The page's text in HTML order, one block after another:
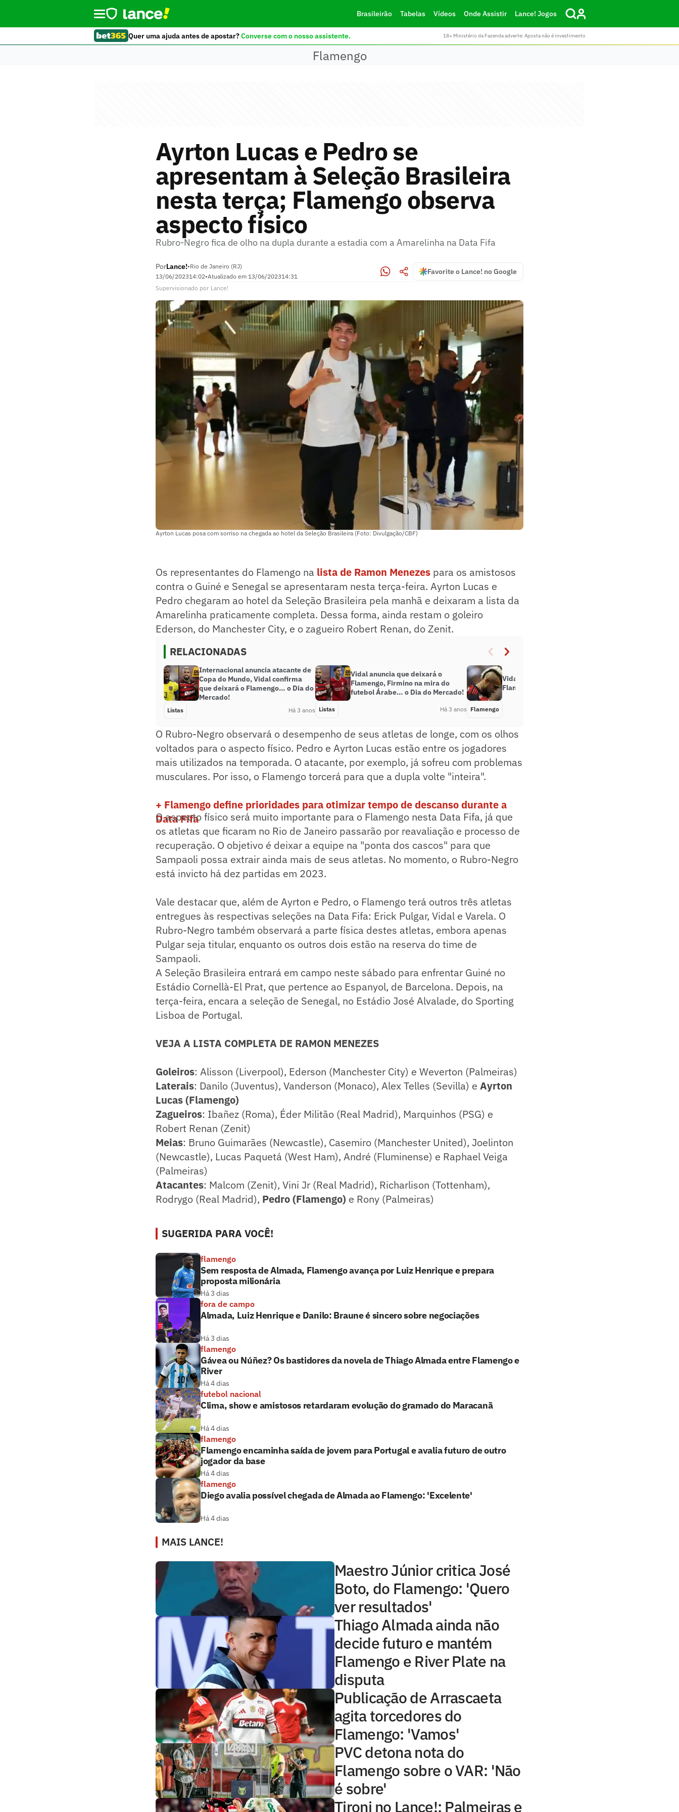
Brasileirão Tabelas Vídeos Onde Assistir Lance! Jogos
Quer uma ajuda antes de apostar?Converse com o nosso assistente. 18+ Ministério da Fazenda adverte: Aposta não é investimento
Flamengo
Ayrton Lucas e Pedro se
apresentam à Seleção Brasileira
nesta terça; Flamengo observa
aspecto físico
Rubro-Negro fica de olho na dupla durante a estadia com a Amarelinha na Data Fifa
PorLance!•Rio de Janeiro (RJ)
13/06/202314:02•Atualizado em 13/06/202314:31
Favorite o Lance! no Google
Supervisionado por Lance!
Ayrton Lucas posa com sorriso na chegada ao hotel da Seleção Brasileira (Foto: Divulgação/CBF)
Os representantes do Flamengo na lista de Ramon Menezes para os amistosos
contra o Guiné e Senegal se apresentaram nesta terça-feira. Ayrton Lucas e
Pedro chegaram ao hotel da Seleção Brasileira pela manhã e deixaram a lista da
Amarelinha praticamente completa. Dessa forma, ainda restam o goleiro
Ederson, do Manchester City, e o zagueiro Robert Renan, do Zenit.
RELACIONADAS
Internacional anuncia atacante de
Copa do Mundo, Vidal confirma
que deixará o Flamengo… o Dia do
Mercado!
Listas Há 3 anos
Vidal anuncia que deixará o
Flamengo, Firmino na mira do
futebol Árabe… o Dia do Mercado!
Listas Há 3 anos
Vidal abre o jogo sobre saída do
Flamengo após fim de contrato
Flamengo
O Rubro-Negro observará o desempenho de seus atletas de longe, com os olhos
voltados para o aspecto físico. Pedro e Ayrton Lucas estão entre os jogadores
mais utilizados na temporada. O atacante, por exemplo, já sofreu com problemas
musculares. Por isso, o Flamengo torcerá para que a dupla volte "inteira".
+ Flamengo define prioridades para otimizar tempo de descanso durante a
Data Fifa
O aspecto físico será muito importante para o Flamengo nesta Data Fifa, já que
os atletas que ficaram no Rio de Janeiro passarão por reavaliação e processo de
recuperação. O objetivo é deixar a equipe na "ponta dos cascos" para que
Sampaoli possa extrair ainda mais de seus atletas. No momento, o Rubro-Negro
está invicto há dez partidas em 2023.
Vale destacar que, além de Ayrton e Pedro, o Flamengo terá outros três atletas
entregues às respectivas seleções na Data Fifa: Erick Pulgar, Vidal e Varela. O
Rubro-Negro também observará a parte física destes atletas, embora apenas
Pulgar seja titular, enquanto os outros dois estão na reserva do time de
Sampaoli.
A Seleção Brasileira entrará em campo neste sábado para enfrentar Guiné no
Estádio Cornellà-El Prat, que pertence ao Espanyol, de Barcelona. Depois, na
terça-feira, encara a seleção de Senegal, no Estádio José Alvalade, do Sporting
Lisboa de Portugal.
VEJA A LISTA COMPLETA DE RAMON MENEZES
Goleiros: Alisson (Liverpool), Ederson (Manchester City) e Weverton (Palmeiras)
Laterais: Danilo (Juventus), Vanderson (Monaco), Alex Telles (Sevilla) e Ayrton
Lucas (Flamengo)
Zagueiros: Ibañez (Roma), Éder Militão (Real Madrid), Marquinhos (PSG) e
Robert Renan (Zenit)
Meias: Bruno Guimarães (Newcastle), Casemiro (Manchester United), Joelinton
(Newcastle), Lucas Paquetá (West Ham), André (Fluminense) e Raphael Veiga
(Palmeiras)
Atacantes: Malcom (Zenit), Vini Jr (Real Madrid), Richarlison (Tottenham),
Rodrygo (Real Madrid), Pedro (Flamengo) e Rony (Palmeiras)
SUGERIDA PARA VOCÊ!
flamengo
Sem resposta de Almada, Flamengo avança por Luiz Henrique e prepara
proposta milionária
Há 3 dias
fora de campo
Almada, Luiz Henrique e Danilo: Braune é sincero sobre negociações
Há 3 dias
flamengo
Gávea ou Núñez? Os bastidores da novela de Thiago Almada entre Flamengo e
River
Há 4 dias
futebol nacional
Clima, show e amistosos retardaram evolução do gramado do Maracanã
Há 4 dias
flamengo
Flamengo encaminha saída de jovem para Portugal e avalia futuro de outro
jogador da base
Há 4 dias
flamengo
Diego avalia possível chegada de Almada ao Flamengo: 'Excelente'
Há 4 dias
MAIS LANCE!
Maestro Júnior critica José
Boto, do Flamengo: 'Quero
ver resultados'
Thiago Almada ainda não
decide futuro e mantém
Flamengo e River Plate na
disputa
Publicação de Arrascaeta
agita torcedores do
Flamengo: 'Vamos'
PVC detona nota do
Flamengo sobre o VAR: 'Não
é sobre'
Tironi no Lance!: Palmeiras e